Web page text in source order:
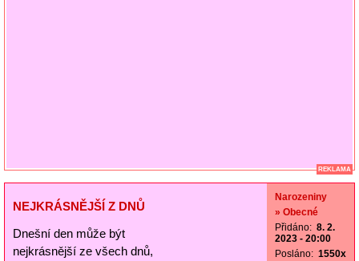
REKLAMA
NEJKRÁSNĚJŠÍ Z DNŮ
Dnešní den může být
nejkrásnější ze všech dnů,
Narozeniny
» Obecné
Přidáno: 8. 2.
2023 - 20:00
Posláno: 1550x